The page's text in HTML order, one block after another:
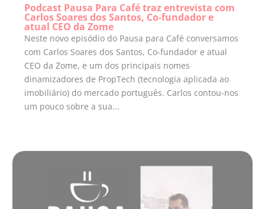
Podcast Pausa Para Café traz entrevista com
Carlos Soares dos Santos, Co-fundador e
atual CEO da Zome
Neste novo episódio do Pausa para Café conversamos
com Carlos Soares dos Santos, Co-fundador e atual
CEO da Zome, e um dos principais nomes
dinamizadores de PropTech (tecnologia aplicada ao
imobiliário) do mercado português. Carlos contou-nos
um pouco sobre a sua...